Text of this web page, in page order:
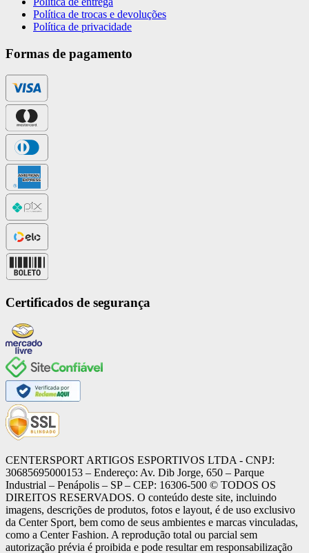
Política de trocas e devoluções
Política de privacidade
Formas de pagamento
Certificados de segurança
CENTERSPORT ARTIGOS ESPORTIVOS LTDA - CNPJ:
30685695000153 – Endereço: Av. Dib Jorge, 650 – Parque
Industrial – Penápolis – SP – CEP: 16306-500 ©️ TODOS OS
DIREITOS RESERVADOS. O conteúdo deste site, incluindo
imagens, descrições de produtos, fotos e layout, é de uso exclusivo
da Center Sport, bem como de seus ambientes e marcas vinculadas,
como a Center Fashion. A reprodução total ou parcial sem
autorização prévia é proibida e pode resultar em responsabilização